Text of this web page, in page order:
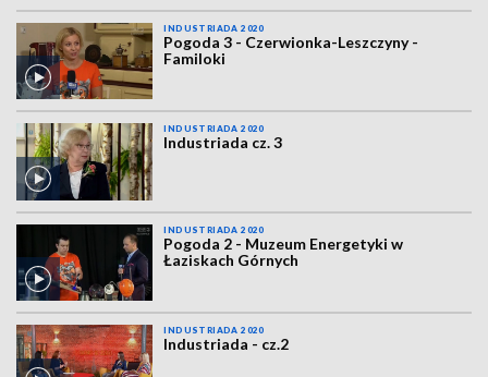
INDUSTRIADA 2020
Pogoda 3 - Czerwionka-Leszczyny -
Familoki
INDUSTRIADA 2020
Industriada cz. 3
INDUSTRIADA 2020
Pogoda 2 - Muzeum Energetyki w
Łaziskach Górnych
INDUSTRIADA 2020
Industriada - cz.2